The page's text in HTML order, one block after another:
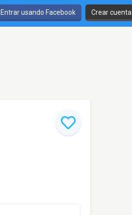
Entrar usando Facebook Crear cuenta